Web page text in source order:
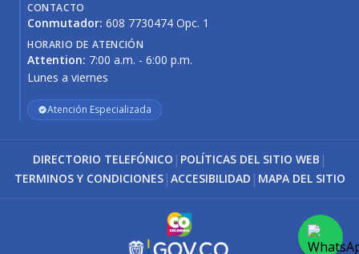
CONTACTO
Conmutador: 608 7730474 Opc. 1
HORARIO DE ATENCIÓN
Attention: 7:00 a.m. - 6:00 p.m.
Lunes a viernes
Atención Especializada
DIRECTORIO TELEFÓNICO | POLÍTICAS DEL SITIO WEB |
TERMINOS Y CONDICIONES| ACCESIBILIDAD | MAPA DEL SITIO